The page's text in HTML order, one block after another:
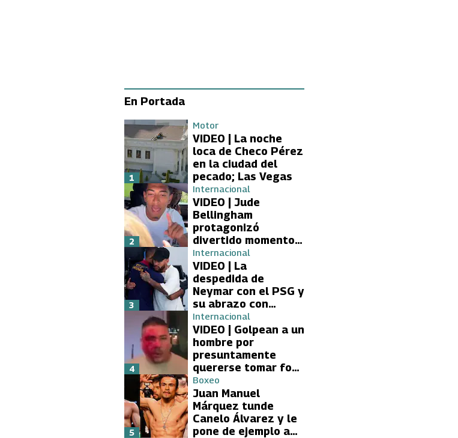
En Portada
Motor
VIDEO | La noche
loca de Checo Pérez
en la ciudad del
pecado; Las Vegas
1
Internacional
VIDEO | Jude
Bellingham
protagonizó
divertido momento
con aficionada del
Real Madrid
2
Internacional
VIDEO | La
despedida de
Neymar con el PSG y
su abrazo con
Kylian Mbappé
3
Internacional
VIDEO | Golpean a un
hombre por
presuntamente
quererse tomar foto
con Lionel Messi
4
Boxeo
Juan Manuel
Márquez tunde
Canelo Álvarez y le
pone de ejemplo a
5